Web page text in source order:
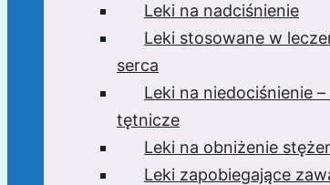
Leki na nadciśnienie
Leki stosowane w
serca
Leki na niedociśnienie
tętnicze
Leki na obniżenie
Leki zapobiegające